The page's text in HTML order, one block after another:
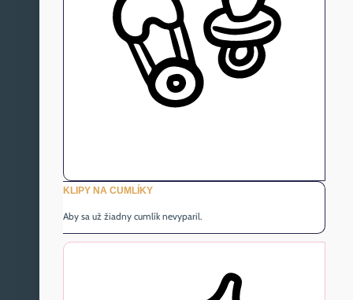
KLIPY NA CUMLÍKY
Aby sa už žiadny cumlík nevyparil.